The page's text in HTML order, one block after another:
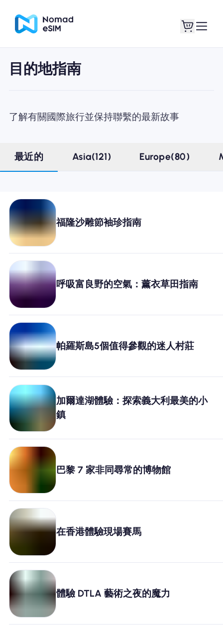
為什麼選擇Nomad eSIM
使用 eSIM
企業用戶
目的地指南
了解有關國際旅行並保持聯繫的最新故事
最近的 Asia(121) Europe(80)
福隆沙雕節袖珍指南
呼吸富良野的空氣：薰衣草田指南
帕羅斯島5個值得參觀的迷人村莊
加爾達湖體驗：探索義大利最美的小
鎮
巴黎 7 家非同尋常的博物館
在香港體驗現場賽馬
體驗 DTLA 藝術之夜的魔力